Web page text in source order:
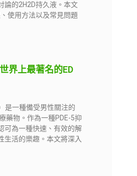
論的2H2D持久液。本文
使用方法以及常見問題
界上最著名的ED
是一種備受男性關注的
藥物。作為一種PDE-5抑
可為一種快速、有效的解
生活的樂趣。本文將深入